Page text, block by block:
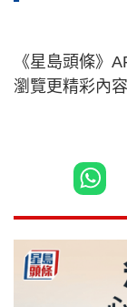
《星島頭條》
瀏覽更精彩內容